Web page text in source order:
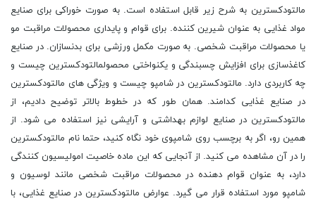
مالتودکسترین به شرح زیر قابل استفاده است. به صورت خوراکی برای صنایع
مواد غذایی به عنوان شیرین کننده. برای قوام و پایداری محصولات مراقبت مو
یا محصولات مراقبت شخصی. به صورت مکمل ورزشی برای بدنسازان. در صنایع
کاغذسازی برای افزایش چسبندگی و یکنواختی محصولمالتودکسترین چیست و
چه کاربردی دارد. مالتودکسترین در شامپو چیست و ویژگی های مالتودکسترین
در صنایع غذایی کدامند. همان طور که در خطوط بالاتر توضیح دادیم، از
مالتودکسترین در صنایع لوازم بهداشتی و آرایشی نیز استفاده می شود. از
همین رو، اگر به برچسب روی شامپوی خود نگاه کنید، حتما نام مالتودکسترین
را در آن مشاهده می کنید. از آنجایی که این ماده خاصیت امولیسیون کنندگی
دارد، به عنوان قوام دهنده در محصولات مراقبت شخصی مانند لوسیون و
شامپو مورد استفاده قرار می گیرد. عوارض مالتودکسترین در صنایع غذایی، با